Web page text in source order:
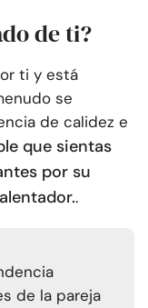
de ti?
ti y está
se
de calidez e
que sientas
por su
.
de la pareja